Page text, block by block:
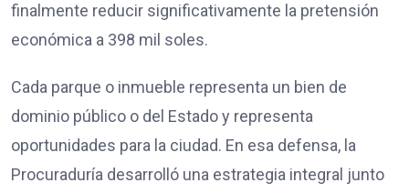
finalmente reducir significativamente la pretensión
económica a 398 mil soles.
Cada parque o inmueble representa un bien de
dominio público o del Estado y representa
oportunidades para la ciudad. En esa defensa, la
Procuraduría desarrolló una estrategia integral junto